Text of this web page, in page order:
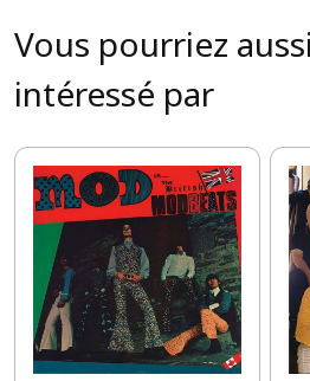
Vous pourriez
intéressé par